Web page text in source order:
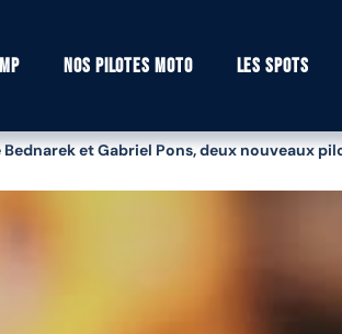
Nos pilotes moto Les spots
Bednarek et Gabriel Pons, deux nouveaux